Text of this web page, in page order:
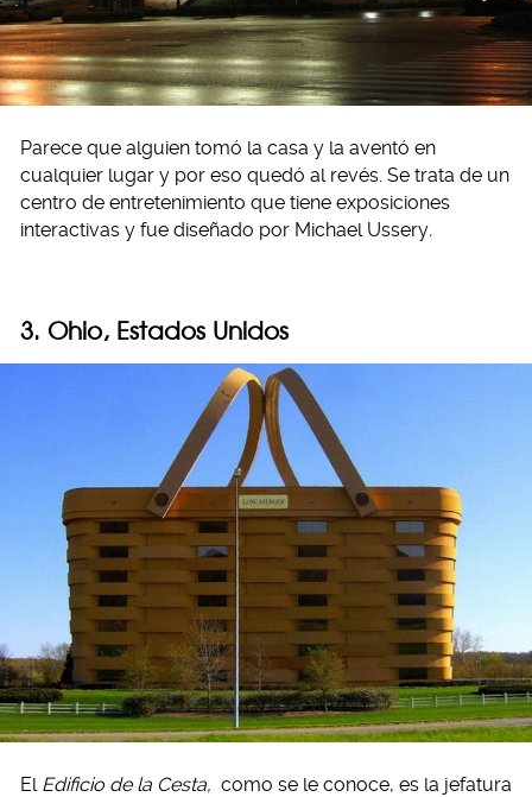
Parece que alguien tomó la casa y la aventó en
cualquier lugar y por eso quedó al revés. Se trata de un
centro de entretenimiento que tiene exposiciones
interactivas y fue diseñado por Michael Ussery.
3. Ohio, Estados Unidos
El Edificio de la Cesta, como se le conoce, es la jefatura